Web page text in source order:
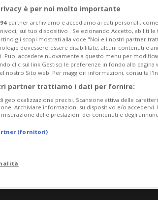
è per noi molto importante
partner archiviamo e accediamo ai dati personali,
sul tuo dispositivo . Selezionando Accetto, abiliti
gli scopi mostrati alla voce "Noi e i nostri partner
dovessero essere disabilitate, alcuni contenuti e
Puoi accedere nuovamente a questo menu per
clic sul link Gestisci le preferenze in fondo alla pagina
nostro Sito web. Per maggiori informazioni, consulta
partner trattiamo i dati per fornire:
geolocalizzazione precisi. Scansione attiva delle
Archiviare informazioni su dispositivo e/o accedervi.
delle prestazioni dei contenuti e degli
(fornitori)